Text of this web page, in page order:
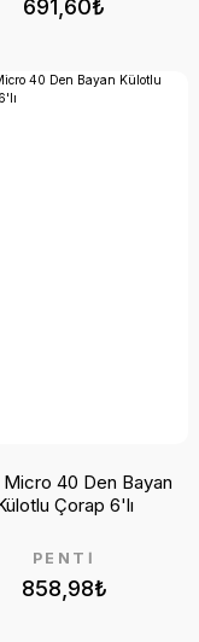
691,60₺
858,98₺
PENTİ
Micro 40 Den Bayan
Çorap 6'lı